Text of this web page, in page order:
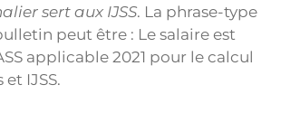
sert aux IJSS. La phrase-type
peut être : Le salaire est
applicable 2021 pour le calcul
IJSS.